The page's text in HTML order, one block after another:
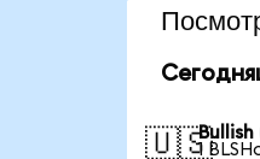
🇺🇸
1